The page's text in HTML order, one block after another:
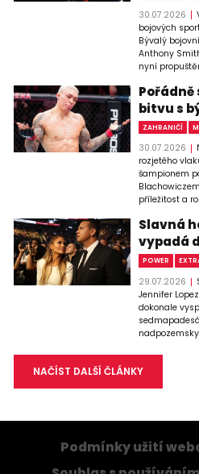
30.07.2026
bojových
Bývalý
Anthony
nyní
Pořádně
bitvu s
ZAHRANIČÍ
30.07.2026
rozjetého
šampionem
příležitost a
Slavná
vypadá
POWER
29.07.2026
Jennifer
dokonale
NAČÍST DALŠÍ ČLÁNKY
Podmínky užití